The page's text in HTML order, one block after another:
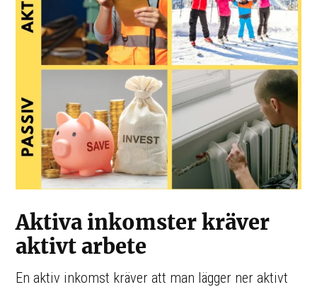
Aktiva inkomster kräver
aktivt arbete
En aktiv inkomst kräver att man lägger ner aktivt